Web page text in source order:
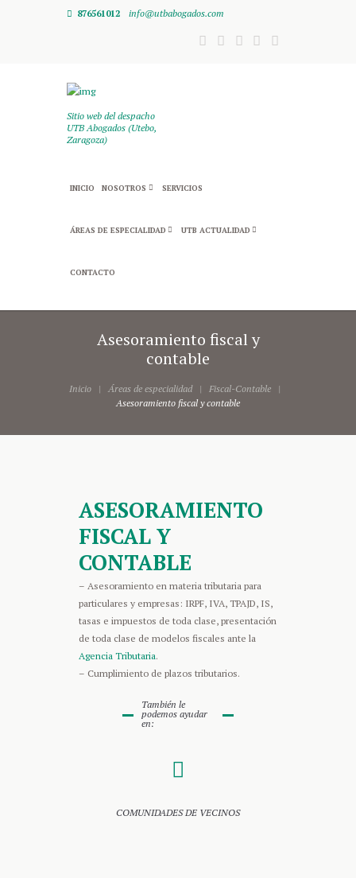
876561012 info@utbabogados.com
Sitio web del despacho
UTB Abogados (Utebo,
Zaragoza)
INICIO NOSOTROS SERVICIOS
ÁREAS DE ESPECIALIDAD UTB ACTUALIDAD
CONTACTO
Asesoramiento fiscal y
contable
Inicio Áreas de especialidad
Fiscal-Contable
Asesoramiento fiscal y contable
ASESORAMIENTO
FISCAL Y
CONTABLE
– Asesoramiento en materia tributaria para
particulares y empresas: IRPF, IVA, TPAJD, IS,
tasas e impuestos de toda clase, presentación
de toda clase de modelos fiscales ante la
Agencia Tributaria.
– Cumplimiento de plazos tributarios.
También le
podemos ayudar
en:
COMUNIDADES DE VECINOS